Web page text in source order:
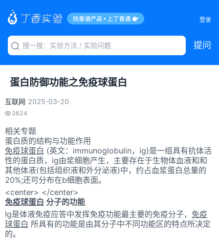
登录
提问
蛋白防御功能之免疫球蛋白
互联网 2025-03-20
3624
相关专题
蛋白质的结构与功能作用
免疫球蛋白 (英文：immunoglobulin，ig)是一组具有抗体活
性的蛋白质，ig由浆细胞产生，主要存在于生物体血液和和
其他体液(包括组织液和外分泌液)中，约占血浆蛋白总量的
20%;还可分布在b细胞表面。
<center> </center>
免疫球蛋白 分子的功能
Ig是体液免疫应答中发挥免疫功能最主要的免疫分子， 免疫
球蛋白 所具有的功能是由其分子中不同功能区的特点所决定
的。